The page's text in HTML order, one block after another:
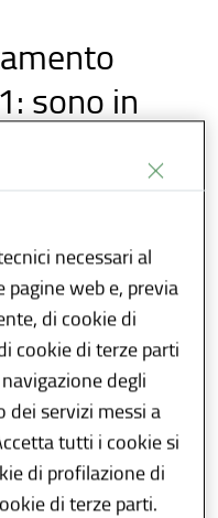
sono in
i quali risulta un
per l'
annualità
il Servizio di
una notifica
che riporta i dati
periodo tributario
l’entità della
necessari al
web e, previa
di cookie di
cookie di terze parti
degli
dei servizi messi a
tutti i cookie si
di profilazione di
di terze parti.